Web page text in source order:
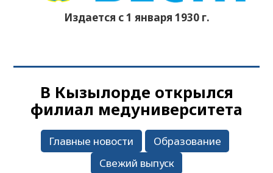
Издается с 1 января 1930 г.
В Кызылорде открылся
филиал медуниверситета
Главные новости
Образование
Свежий выпуск